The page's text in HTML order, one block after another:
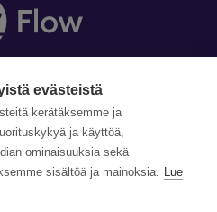
1990870-5
»
»
Flow 2026
evästeistä
kerätäksemme ja
ja käyttöä,
ominaisuuksia sekä
sisältöä ja mainoksia. Lue